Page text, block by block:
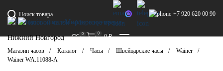
Поиск товара +7 920 620 00 90
Нижний Новгород
0 0 0 ₽
Магазин часов Каталог Часы Швейцарские часы
Wainer
Wainer WA.11088-A